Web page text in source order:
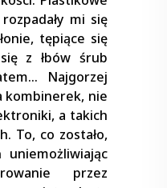
mi się
tępiące się
z łbów śrub
Najgorzej
kombinerek, nie
a takich
To, co zostało,
przez